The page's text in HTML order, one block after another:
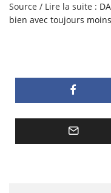
Source / Lire la suite :
bien avec toujours